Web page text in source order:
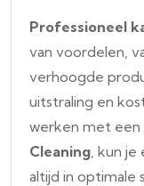
Professioneel
van voordelen,
verhoogde
uitstraling en
werken met een
Cleaning , kun
altijd in optimale